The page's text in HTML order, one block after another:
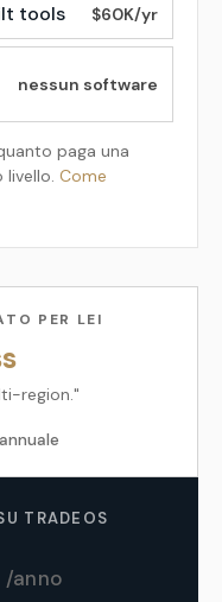
tools $60K/yr
nessun software
paga una
livello. Come
PER LEI
region."
TRADEOS
/anno